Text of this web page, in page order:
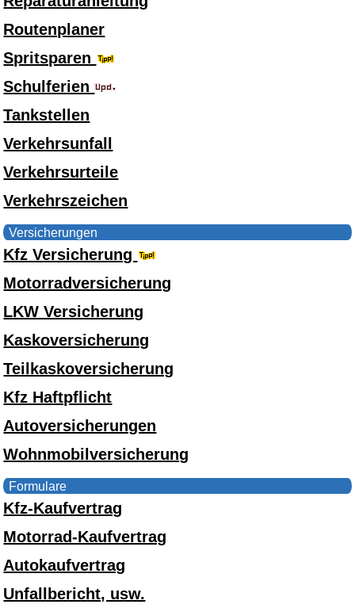
Routenplaner
Spritsparen
Schulferien
Tankstellen
Verkehrsunfall
Verkehrsurteile
Verkehrszeichen
Versicherungen
Kfz Versicherung
Motorradversicherung
LKW Versicherung
Kaskoversicherung
Teilkaskoversicherung
Kfz Haftpflicht
Autoversicherungen
Wohnmobilversicherung
Formulare
Kfz-Kaufvertrag
Motorrad-Kaufvertrag
Autokaufvertrag
Unfallbericht, usw.